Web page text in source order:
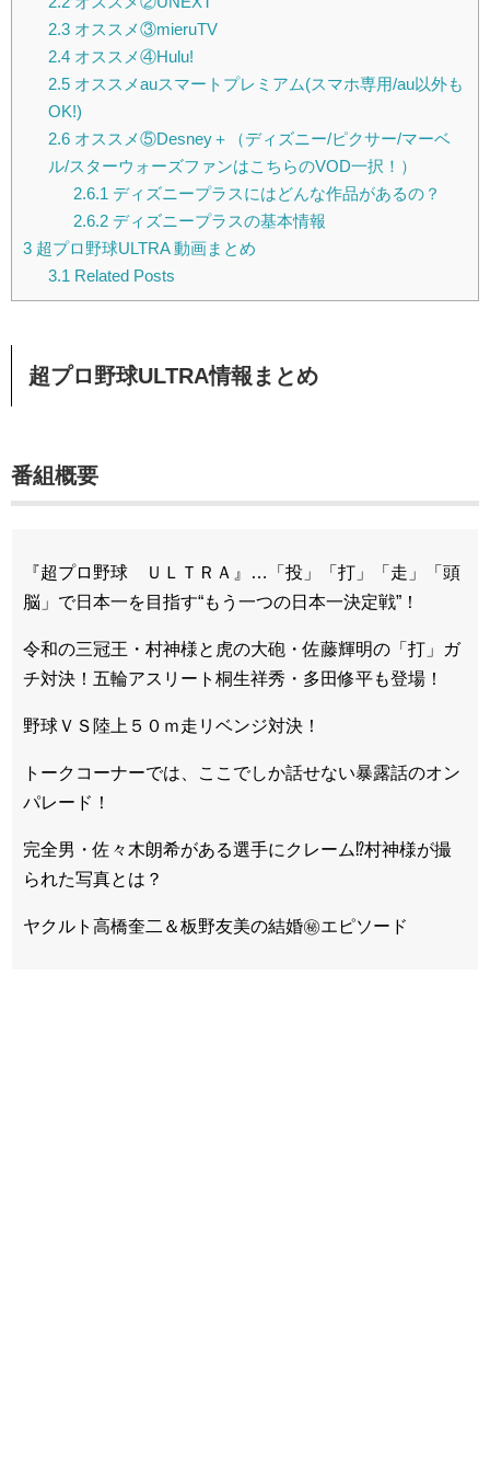
2.3オススメ③mieruTV
2.4オススメ④Hulu!
2.5オススメauスマートプレミアム(スマホ専用/au以外も
OK!)
2.6オススメ⑤Desney＋（ディズニー/ピクサー/マーベ
ル/スターウォーズファンはこちらのVOD一択！）
2.6.1 ディズニープラスにはどんな作品があるの？
2.6.2ディズニープラスの基本情報
3 超プロ野球ULTRA 動画まとめ
3.1 Related Posts
超プロ野球ULTRA情報まとめ
番組概要
『超プロ野球 ＵＬＴＲＡ』…「投」「打」「走」「頭
脳」で日本一を目指す“もう一つの日本一決定戦”！
令和の三冠王・村神様と虎の大砲・佐藤輝明の「打」ガ
チ対決！五輪アスリート桐生祥秀・多田修平も登場！
野球ＶＳ陸上５０ｍ走リベンジ対決！
トークコーナーでは、ここでしか話せない暴露話のオン
パレード！
完全男・佐々木朗希がある選手にクレーム⁉村神様が撮
られた写真とは？
ヤクルト高橋奎二＆板野友美の結婚㊙エピソード